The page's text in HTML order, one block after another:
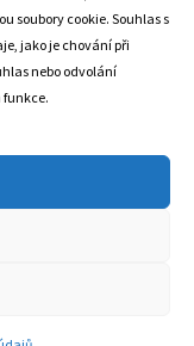
soubory cookie. Souhlas s
jako je chování při
nebo odvolání